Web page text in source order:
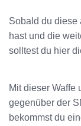
Sobald du diese
hast und die
solltest du hier
Mit dieser Waffe
gegenüber der
bekommst du